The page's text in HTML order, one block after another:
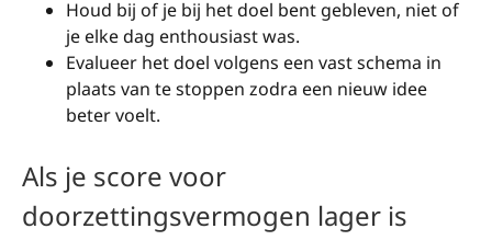
Houd bij of je bij het doel bent gebleven, niet of
je elke dag enthousiast was.
Evalueer het doel volgens een vast schema in
plaats van te stoppen zodra een nieuw idee
beter voelt.
Als je score voor
doorzettingsvermogen lager is